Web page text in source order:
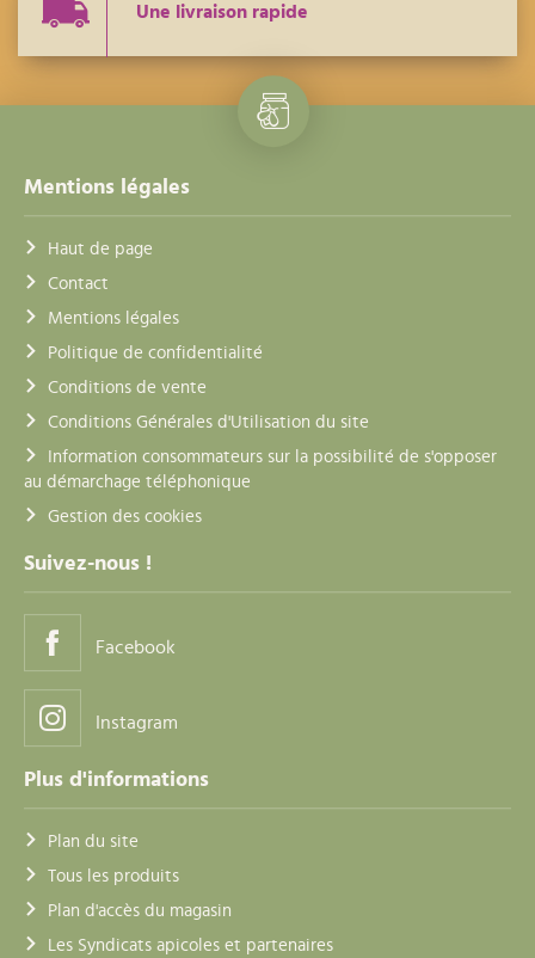
Une livraison rapide
Mentions légales
Haut de page
Contact
Mentions légales
Politique de confidentialité
Conditions de vente
Conditions Générales d'Utilisation du site
Information consommateurs sur la possibilité de s'opposer
au démarchage téléphonique
Gestion des cookies
Suivez-nous !
Facebook
Instagram
Plus d'informations
Plan du site
Tous les produits
Plan d'accès du magasin
Les Syndicats apicoles et partenaires